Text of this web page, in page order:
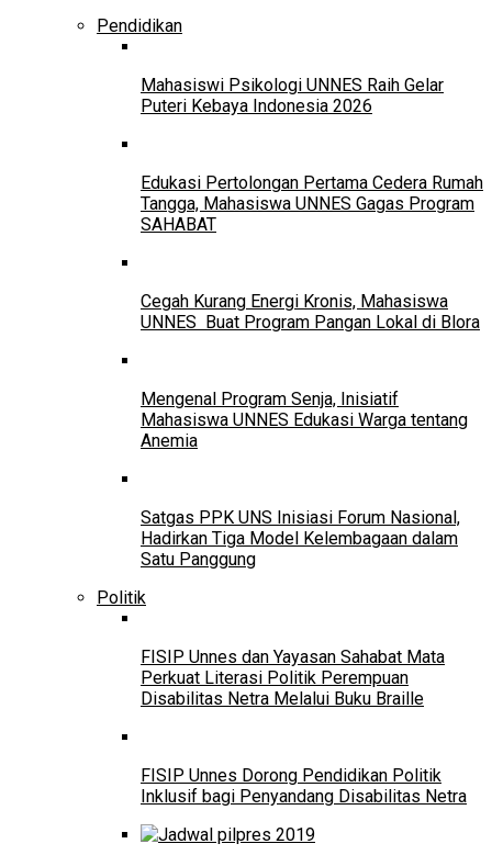
Pendidikan
Mahasiswi Psikologi UNNES Raih Gelar
Puteri Kebaya Indonesia 2026
Edukasi Pertolongan Pertama Cedera Rumah
Tangga, Mahasiswa UNNES Gagas Program
SAHABAT
Cegah Kurang Energi Kronis, Mahasiswa
UNNES Buat Program Pangan Lokal di Blora
Mengenal Program Senja, Inisiatif
Mahasiswa UNNES Edukasi Warga tentang
Anemia
Satgas PPK UNS Inisiasi Forum Nasional,
Hadirkan Tiga Model Kelembagaan dalam
Satu Panggung
Politik
FISIP Unnes dan Yayasan Sahabat Mata
Perkuat Literasi Politik Perempuan
Disabilitas Netra Melalui Buku Braille
FISIP Unnes Dorong Pendidikan Politik
Inklusif bagi Penyandang Disabilitas Netra